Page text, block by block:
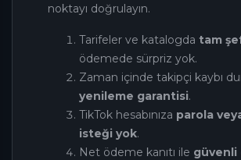
noktayı doğrulayın.
Tarifeler ve katalogda tam
ödemede sürpriz yok.
Zaman içinde takipçi kaybı
yenileme garantisi.
TikTok hesabınıza parola
isteği yok.
Net ödeme kanıtı ile güvenli